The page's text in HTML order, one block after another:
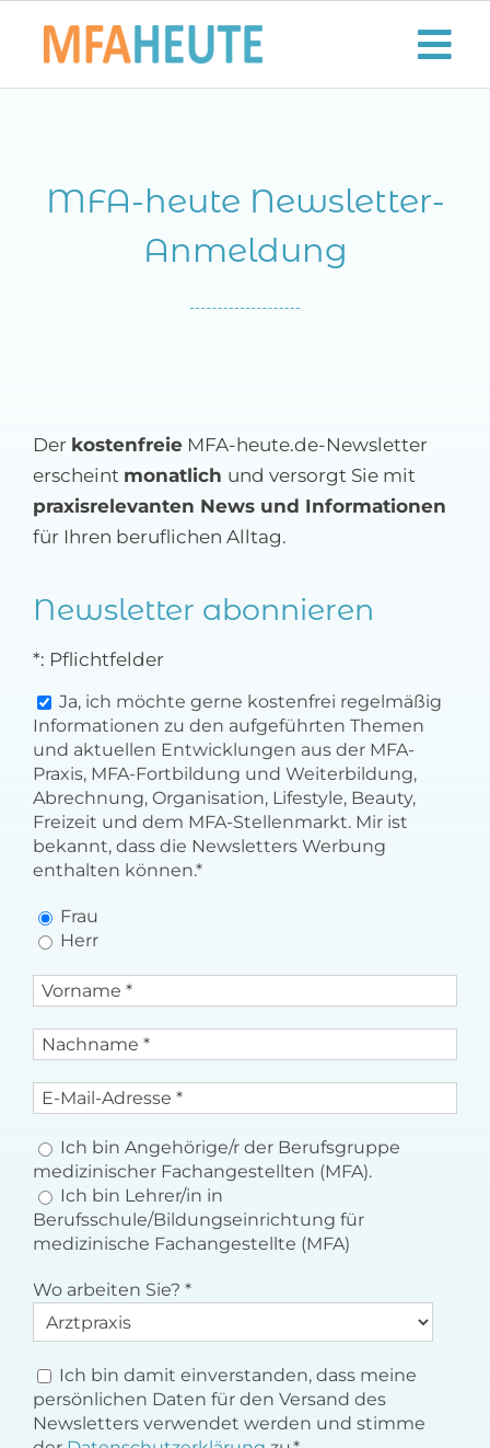
Inhalt
Aktuelles
Der MFA-Beruf
Kontaktieren Sie uns!
MFA-heute Newsletter-Anmeldung
Suche
nach:
MFA-heute Newsletter-
Anmeldung
Der kostenfreieMFA-heute.de-Newsletter
erscheint monatlich und versorgt Sie mit
praxisrelevanten News und Informationen
für Ihren beruflichen Alltag.
Newsletter abonnieren
*: Pflichtfelder
Ja, ich möchte gerne kostenfrei regelmäßig
Informationen zu den aufgeführten Themen
und aktuellen Entwicklungen aus der MFA-
Praxis, MFA-Fortbildung und Weiterbildung,
Abrechnung, Organisation, Lifestyle, Beauty,
Freizeit und dem MFA-Stellenmarkt. Mir ist
bekannt, dass die Newsletters Werbung
enthalten können.*
Frau
Herr
Ich bin Angehörige/r der Berufsgruppe
medizinischer Fachangestellten (MFA).
Ich bin Lehrer/in in
Berufsschule/Bildungseinrichtung für
medizinische Fachangestellte (MFA)
Wo arbeiten Sie? *
Ich bin damit einverstanden, dass meine
persönlichen Daten für den Versand des
Newsletters verwendet werden und stimme